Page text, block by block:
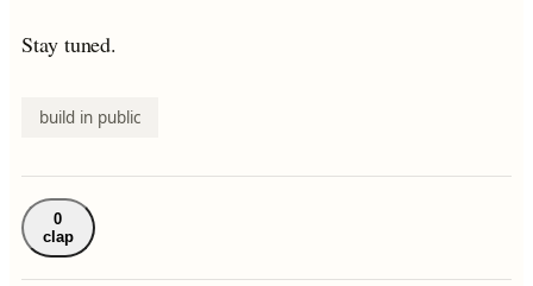
Stay tuned.
build in public
0
clap